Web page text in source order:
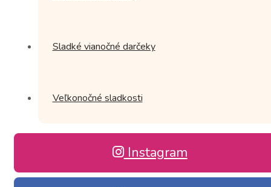
Sladké vianočné darčeky
Veľkonočné sladkosti
Instagram